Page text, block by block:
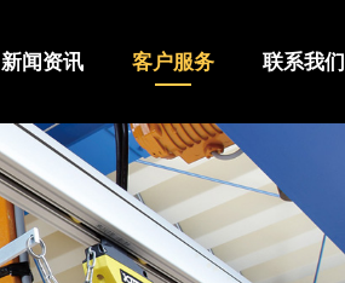
新闻资讯 客户服务 联系我们